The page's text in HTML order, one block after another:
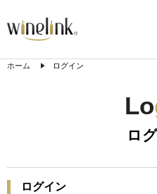
ホーム ログイン
Lo
ロ
ログイン